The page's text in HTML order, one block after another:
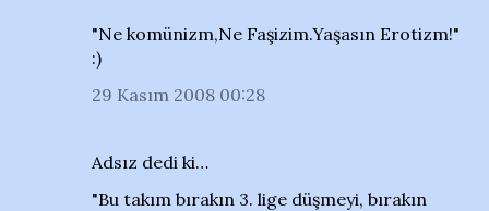
"Ne komünizm,Ne Faşizim.Yaşasın Erotizm!"
:)
29 Kasım 2008 00:28
Adsız dedi ki…
"Bu takım bırakın 3. lige düşmeyi, bırakın